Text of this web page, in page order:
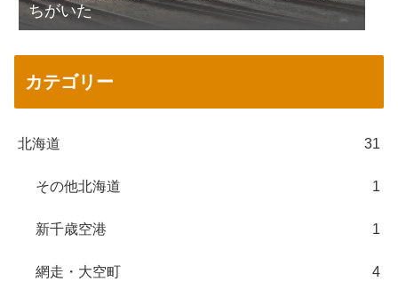
ちがいた
カテゴリー
北海道 31
その他北海道 1
新千歳空港 1
網走・大空町 4